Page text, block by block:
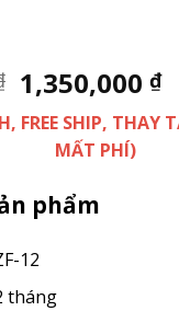
1,350,000₫
FREE SHIP, THAY
MẤT PHÍ)
phẩm
12
tháng